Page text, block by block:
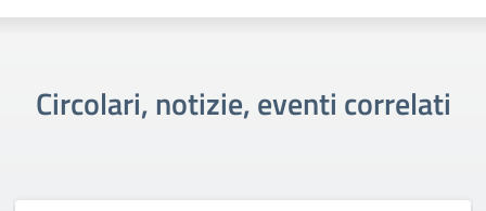
Circolari, notizie, eventi correlati